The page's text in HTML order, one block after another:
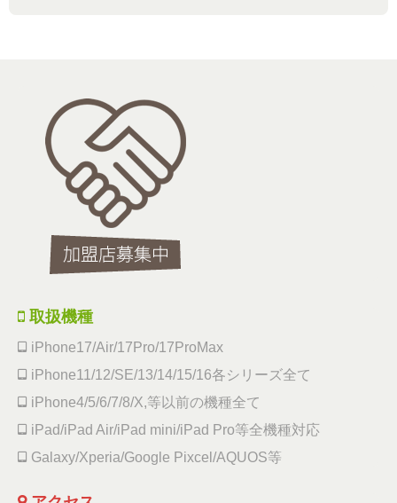
取扱機種
iPhone17/Air/17Pro/17ProMax
iPhone11/12/SE/13/14/15/16各シリーズ全て
iPhone4/5/6/7/8/X,等以前の機種全て
iPad/iPad Air/iPad mini/iPad Pro等全機種対応
Galaxy/Xperia/Google Pixcel/AQUOS等